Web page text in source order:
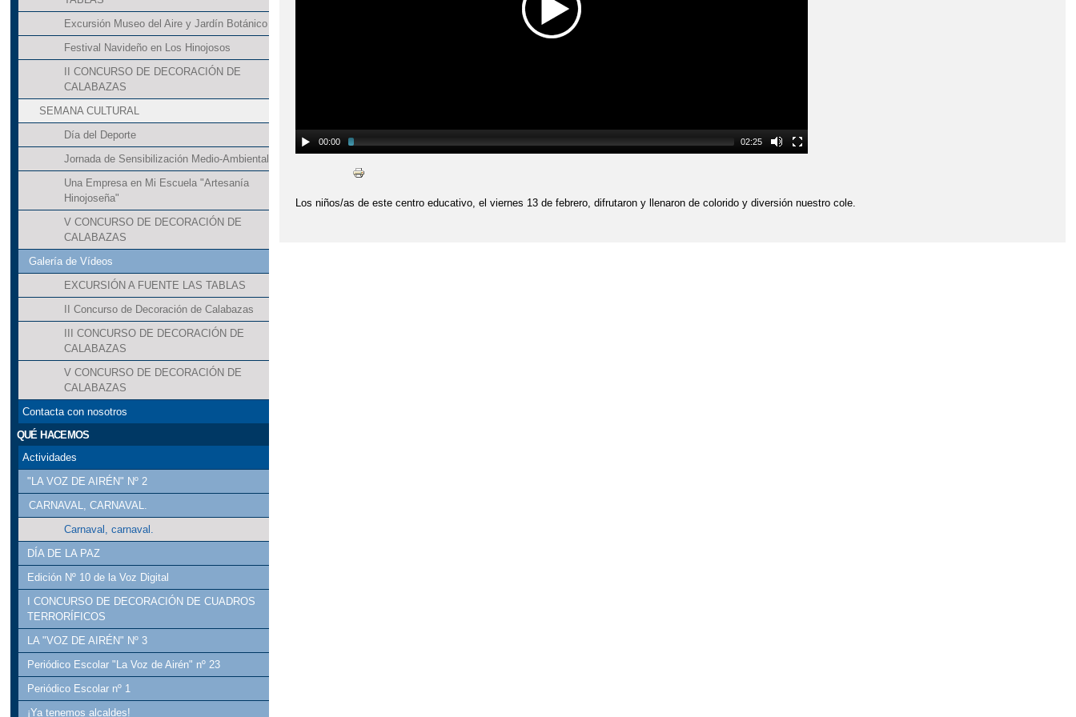
Excursión Museo del Aire y Jardín Botánico
Festival Navideño en Los Hinojosos
II CONCURSO DE DECORACIÓN DE
CALABAZAS
SEMANA CULTURAL
Día del Deporte
Jornada de Sensibilización Medio-Ambiental
Una Empresa en Mi Escuela "Artesanía
Hinojoseña"
V CONCURSO DE DECORACIÓN DE
CALABAZAS
Galería de Vídeos
EXCURSIÓN A FUENTE LAS TABLAS
II Concurso de Decoración de Calabazas
III CONCURSO DE DECORACIÓN DE
CALABAZAS
V CONCURSO DE DECORACIÓN DE
CALABAZAS
Contacta con nosotros
QUÉ HACEMOS
Actividades
"LA VOZ DE AIRÉN" Nº 2
CARNAVAL, CARNAVAL.
Carnaval, carnaval.
DÍA DE LA PAZ
Edición Nº 10 de la Voz Digital
I CONCURSO DE DECORACIÓN DE CUADROS
TERRORÍFICOS
LA "VOZ DE AIRÉN" Nº 3
Periódico Escolar "La Voz de Airén" nº 23
Periódico Escolar nº 1
¡Ya tenemos alcaldes!
00:00 02:25
Los niños/as de este centro educativo, el viernes 13 de febrero, difrutaron y llenaron de colorido y diversión nuestro cole.